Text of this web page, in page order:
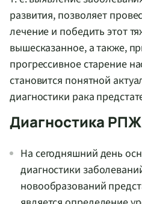
развития, позволяет
лечение и победить этот
вышесказанное, а также,
прогрессивное старение
становится понятной
диагностики рака
Диагностика РПЖ
На сегодняшний день
диагностики
новообразований